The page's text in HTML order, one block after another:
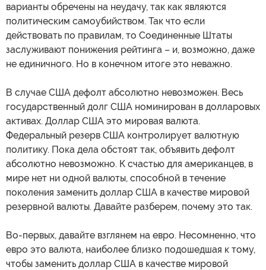
варианты обречены на неудачу, так как являются
политическим самоубийством. Так что если
действовать по правилам, то Соединенные Штаты
заслуживают понижения рейтинга – и, возможно, даже
не единичного. Но в конечном итоге это неважно.
В случае США дефолт абсолютно невозможен. Весь
государственный долг США номинирован в долларовых
активах. Доллар США это мировая валюта.
Федеральный резерв США контролирует валютную
политику. Пока дела обстоят так, объявить дефолт
абсолютно невозможно. К счастью для американцев, в
мире нет ни одной валюты, способной в течение
поколения заменить доллар США в качестве мировой
резервной валюты. Давайте разберем, почему это так.
Во-первых, давайте взглянем на евро. Несомненно, что
евро это валюта, наиболее близко подошедшая к тому,
чтобы заменить доллар США в качестве мировой